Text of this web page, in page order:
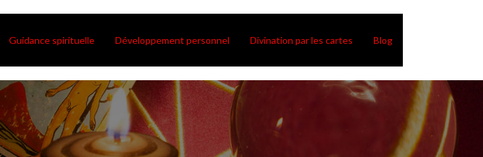
Guidance spirituelle Développement personnel Divination par les cartes Blog